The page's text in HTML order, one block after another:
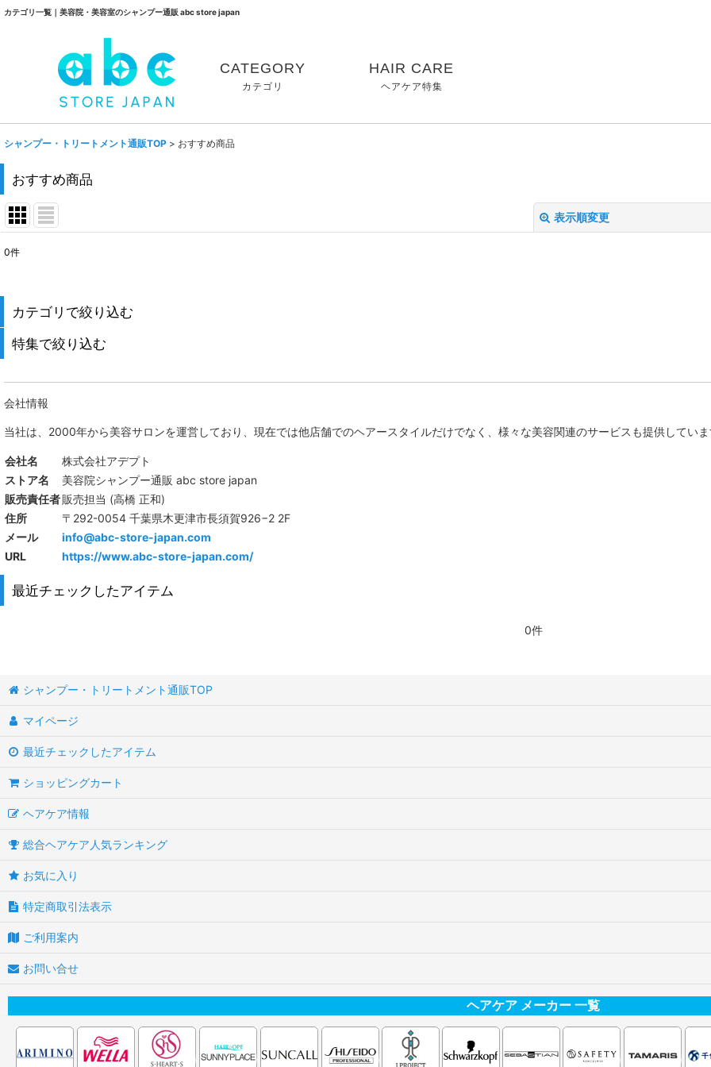
カテゴリ一覧｜美容院・美容室のシャンプー通販 abc store japan
CATEGORY
カテゴリ
HAIR CARE
ヘアケア特集
シャンプー・トリートメント通販TOP > おすすめ商品
おすすめ商品
表示順変更
並び順:
0件
カテゴリで絞り込む
シャンプー
アウトバストリートメント
ヘアカラー
オイル
ワックス
ジェル・グロス・グリース・ポマード
ミスト・ローション
ミルク・クリーム
特集で絞り込む
硬い・太い髪の方にオススメ
ダメージ・乾燥ヘア対策
くせ毛専用シャンプー特集
鮮やかカラーを維持
スカルプ・頭皮ケア特集
エイジング 加齢の為のケア特集
メンズ専用ケアシリーズ
香りで選びたい！
洗い流さないトリートメント
束感出してフンワリさせたい
サラツヤな輝く髪へ
コテ・ヘアアイロン専用
紫外線対策
会社情報
当社は、 2000年から美容サロンを運営しており、現在では他店舗でのヘアースタイルだけでなく、様々な美容関連のサービスも提供してい
会社名
株式会社アデプト
ストア名
美容院シャンプー通販 abc store japan
販売責任者販売担当 (高橋 正和)
住所
〒292-0054 千葉県木更津市長須賀926−2 2F
メール
info@abc-store-japan.com
URL
https://www.abc-store-japan.com/
最近チェックしたアイテム
0件
シャンプー・トリートメント通販TOP
マイページ
最近チェックしたアイテム
ショッピングカート
ヘアケア情報
総合ヘアケア人気ランキング
お気に入り
特定商取引法表示
ご利用案内
お問い合せ
ヘアケア メーカー 一覧